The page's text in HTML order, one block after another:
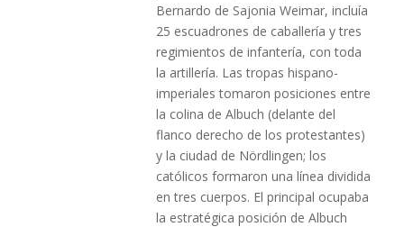
Bernardo de Sajonia Weimar, incluía
25 escuadrones de caballería y tres
regimientos de infantería, con toda
la artillería. Las tropas hispano-
imperiales tomaron posiciones entre
la colina de Albuch (delante del
flanco derecho de los protestantes)
y la ciudad de Nördlingen; los
católicos formaron una línea dividida
en tres cuerpos. El principal ocupaba
la estratégica posición de Albuch